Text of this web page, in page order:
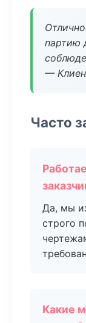
партию
—
Часто
Да, мы
строго
Какие